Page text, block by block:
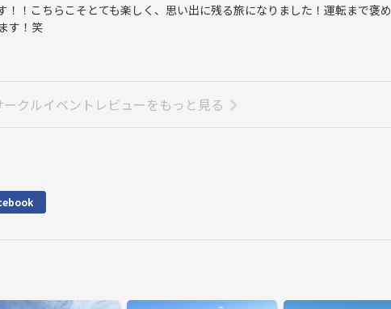
！！こちらこそとても楽しく、思い出に残る旅になりました！運転まで褒め
す！笑
ークルイベントレビューをもっと見る